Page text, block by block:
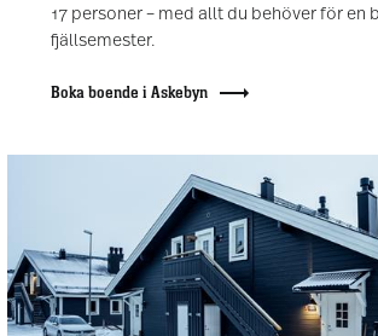
17 personer – med allt du behöver för en
fjällsemester.
Boka boende i Askebyn